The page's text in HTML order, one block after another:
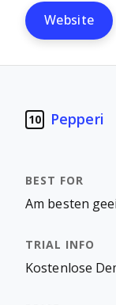
Website
10 Pepperi
Am besten
Kostenlose